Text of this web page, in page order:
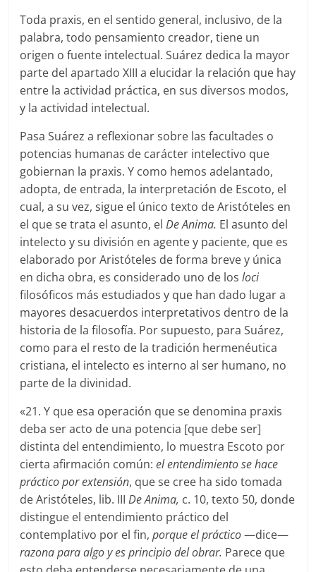
Toda praxis, en el sentido general, inclusivo, de la
palabra, todo pensamiento creador, tiene un
origen o fuente intelectual. Suárez dedica la mayor
parte del apartado XIII a elucidar la relación que hay
entre la actividad práctica, en sus diversos modos,
y la actividad intelectual.
Pasa Suárez a reflexionar sobre las facultades o
potencias humanas de carácter intelectivo que
gobiernan la praxis. Y como hemos adelantado,
adopta, de entrada, la interpretación de Escoto, el
cual, a su vez, sigue el único texto de Aristóteles en
el que se trata el asunto, elDe Anima. El asunto del
intelecto y su división en agente y paciente, que es
elaborado por Aristóteles de forma breve y única
en dicha obra, es considerado uno de losloci
filosóficos más estudiados y que han dado lugar a
mayores desacuerdos interpretativos dentro de la
historia de la filosofía. Por supuesto, para Suárez,
como para el resto de la tradición hermenéutica
cristiana, el intelecto es interno al ser humano, no
parte de la divinidad.
«21. Y que esa operación que se denomina praxis
deba ser acto de una potencia [que debe ser]
distinta del entendimiento, lo muestra Escoto por
cierta afirmación común:el entendimiento se hace
práctico por extensión, que se cree ha sido tomada
de Aristóteles, lib. IIIDe Anima, c. 10, texto 50, donde
distingue el entendimiento práctico del
contemplativo por el fin,porque el práctico—dice—
razona para algo y es principio del obrar. Parece que